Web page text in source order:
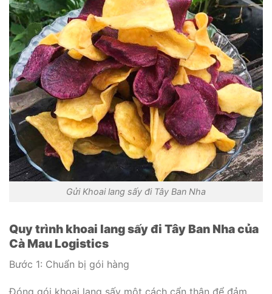
Gửi Khoai lang sấy đi Tây Ban Nha
Quy trình khoai lang sấy đi Tây Ban Nha của
Cà Mau Logistics
Bước 1: Chuẩn bị gói hàng